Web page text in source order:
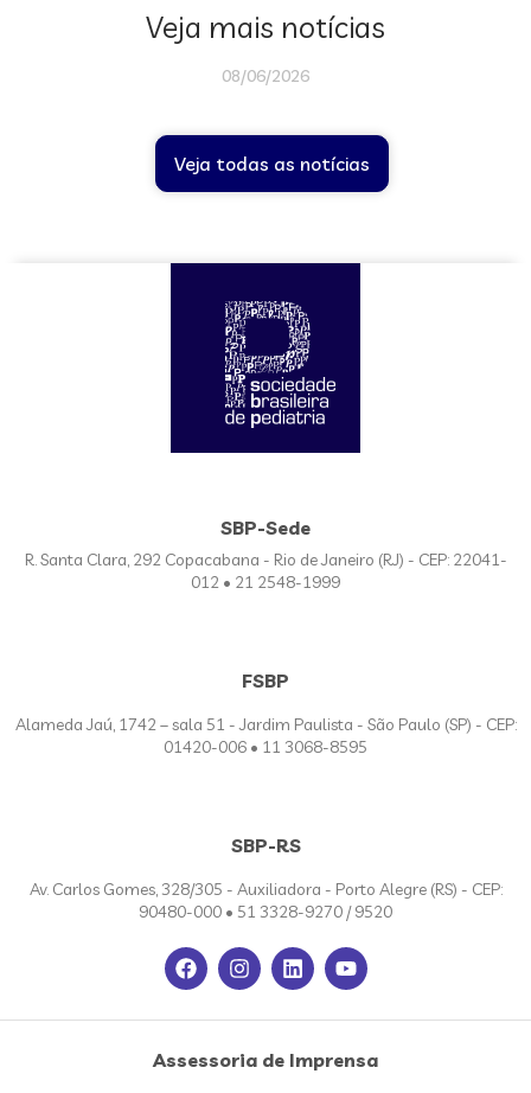
Veja mais notícias
08/06/2026
Veja todas as notícias
SBP-Sede
R. Santa Clara, 292 Copacabana - Rio de Janeiro (RJ) - CEP: 22041-
012 • 21 2548-1999
FSBP
Alameda Jaú, 1742 – sala 51 - Jardim Paulista - São Paulo (SP) - CEP:
01420-006 • 11 3068-8595
SBP-RS
Av. Carlos Gomes, 328/305 - Auxiliadora - Porto Alegre (RS) - CEP:
90480-000 • 51 3328-9270 / 9520
Assessoria de Imprensa